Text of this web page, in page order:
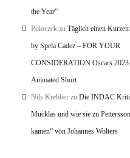
the Year“
Poloczek zu Täglich einen
by Spela Cadez – FOR YOUR
CONSIDERATION Oscars 2023
Animated Short
Nils Krebber zu Die INDAC
Mucklas und wie sie zu
kamen“ von Johannes Wolters